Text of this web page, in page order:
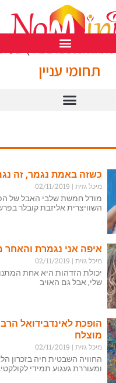
תחומי עניין
כשזה באמת נגמר, זה
מיכל גזית
מודל חמשת שלבי האבל של
השוויצרית אליזבת קובלר
איפה אני נגמרת והאחר
מיכל גזית
יכולת הזדהות היא אחת
שלי, אבל גם האויב
הופכת לאינדבידואל
מוצלח
מיכל גזית
החוויה השבטית חיה בזכרון
ומעוררת געגוע תמידי